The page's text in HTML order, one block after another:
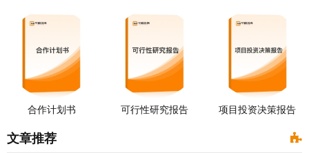
合作计划书 可行性研究报告 项目投资决策报告
文章推荐